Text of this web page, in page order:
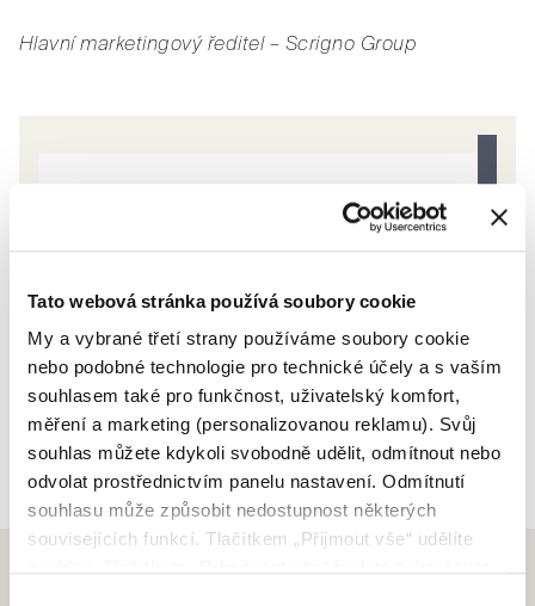
Tato webová stránka používá soubory cookie
My a vybrané třetí strany používáme soubory cookie
nebo podobné technologie pro technické účely a s vaším
souhlasem také pro funkčnost, uživatelský komfort,
měření a marketing (personalizovanou reklamu). Svůj
souhlas můžete kdykoli svobodně udělit, odmítnout nebo
odvolat prostřednictvím panelu nastavení. Odmítnutí
souhlasu může způsobit nedostupnost některých
souvisejících funkcí. Tlačítkem „Přijmout vše“ udělíte
Hlavní marketingový ředitel – Scrigno Group